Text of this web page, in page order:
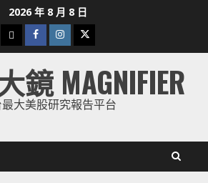
2026 年 8 月 8 日
下
載
美
股
Facebook
Instagram
Twitter
鏡 MAGNIFIER
大美股研究報告平台